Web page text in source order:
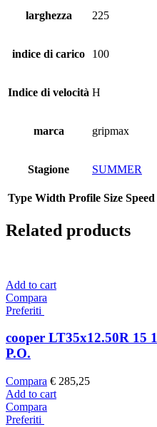
larghezza 225
indice di carico 100
Indice di velocità H
marca gripmax
Stagione SUMMER
Type Width Profile Size Speed
Related products
Add to cart
Compara
Preferiti
cooper LT35x12.50R 15
P.O.
Compara € 285,25
Add to cart
Compara
Preferiti